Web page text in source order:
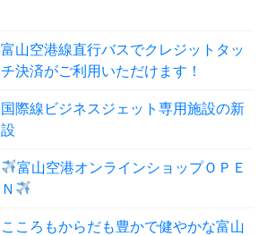
富山空港線直行バスでクレジットタッ
チ決済がご利用いただけます！
国際線ビジネスジェット専用施設の新
設
富山空港オンラインショップＯＰＥ
Ｎ
こころもからだも豊かで健やかな富山